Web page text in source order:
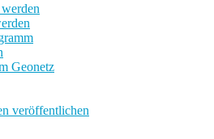
Geonetz
veröffentlichen